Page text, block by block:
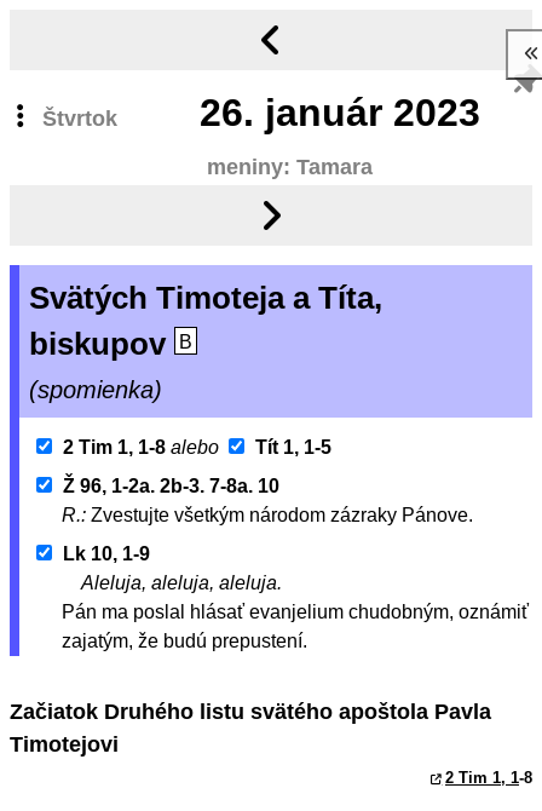
Štvrtok 26. január 2023
meniny: Tamara
Svätých Timoteja a Títa,
biskupov
B
(spomienka)
2 Tim 1, 1-8 alebo
Tít 1, 1-5
Ž 96, 1-2a. 2b-3. 7-8a. 10
R.: Zvestujte všetkým národom zázraky Pánove.
Lk 10, 1-9
Aleluja, aleluja, aleluja.
Pán ma poslal hlásať evanjelium chudobným, oznámiť
zajatým, že budú prepustení.
Začiatok Druhého listu svätého apoštola Pavla
Timotejovi
2 Tim 1, 1-8